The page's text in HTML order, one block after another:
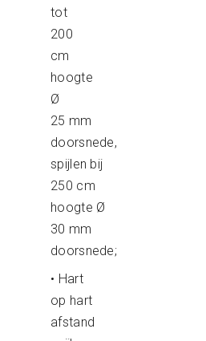
tot
200
cm
hoogte
Ø
25 mm
doorsnede,
spijlen bij
250 cm
hoogte Ø
30 mm
doorsnede;
• Hart
op hart
afstand